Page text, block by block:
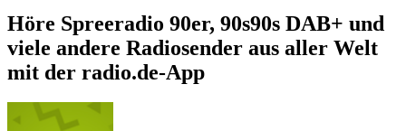
Höre Spreeradio 90er, 90s90s DAB+ und
viele andere Radiosender aus aller Welt
mit der radio.de-App